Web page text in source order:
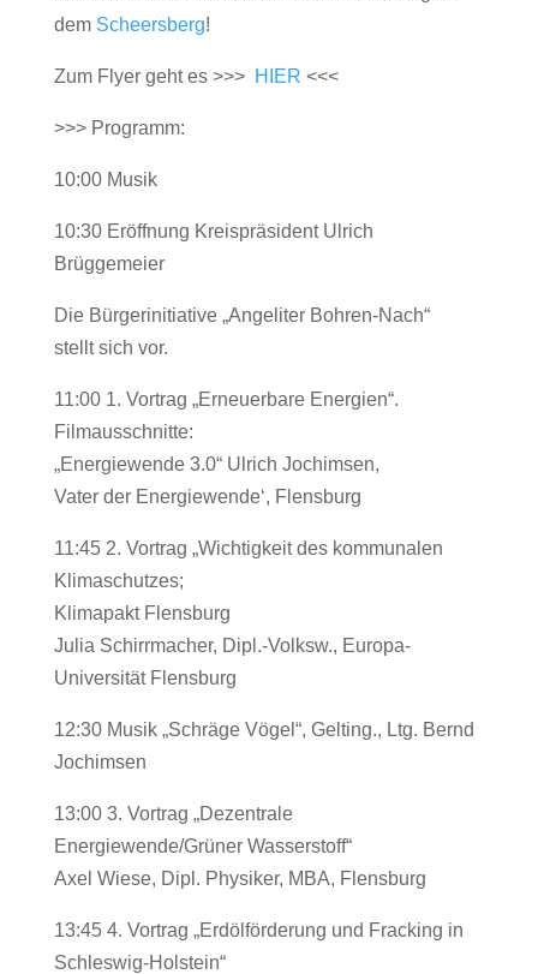
dem Scheersberg!
Zum Flyer geht es >>> HIER <<<
>>> Programm:
10:00 Musik
10:30 Eröffnung Kreispräsident Ulrich
Brüggemeier
Die Bürgerinitiative „Angeliter Bohren-Nach“
stellt sich vor.
11:00 1. Vortrag „Erneuerbare Energien“.
Filmausschnitte:
„Energiewende 3.0“ Ulrich Jochimsen,
Vater der Energiewende‘, Flensburg
11:45 2. Vortrag „Wichtigkeit des kommunalen
Klimaschutzes;
Klimapakt Flensburg
Julia Schirrmacher, Dipl.-Volksw., Europa-
Universität Flensburg
12:30 Musik „Schräge Vögel“, Gelting., Ltg. Bernd
Jochimsen
13:00 3. Vortrag „Dezentrale
Energiewende/Grüner Wasserstoff“
Axel Wiese, Dipl. Physiker, MBA, Flensburg
13:45 4. Vortrag „Erdölförderung und Fracking in
Schleswig-Holstein“